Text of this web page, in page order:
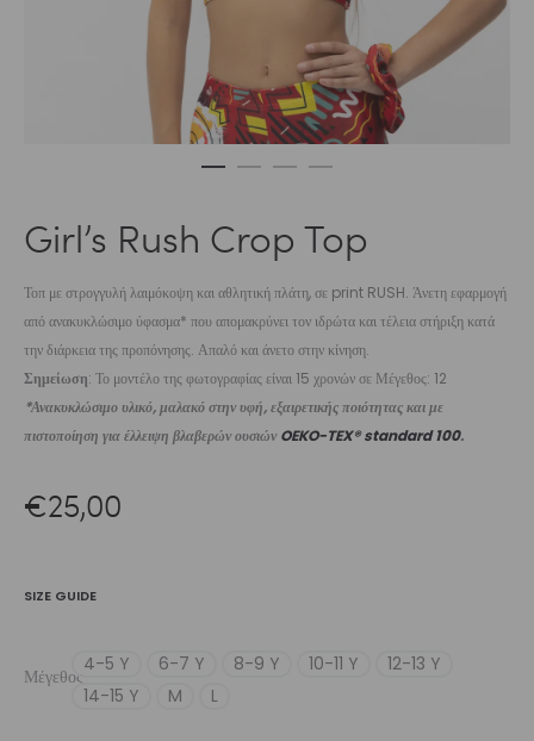
Girl’s Rush Crop Top
Τοπ με στρογγυλή λαιμόκοψη και αθλητική πλάτη, σε print RUSH. Άνετη εφαρμογή
από ανακυκλώσιμο ύφασμα* που απομακρύνει τον ιδρώτα και τέλεια στήριξη κατά
την διάρκεια της προπόνησης. Απαλό και άνετο στην κίνηση.
Σημείωση: Το μοντέλο της φωτογραφίας είναι 15 χρονών σε Μέγεθος: 12
*Ανακυκλώσιμο υλικό, μαλακό στην υφή, εξαιρετικής ποιότητας και με
πιστοποίηση για έλλειψη βλαβερών ουσιών OEKO-TEX® standard 100.
€25,00
SIZE GUIDE
Μέγεθος
4-5 Y 6-7 Y 8-9 Y 10-11 Y
12-13 Y
14-15 Y
M L